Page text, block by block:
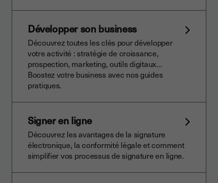
Développer son business
Découvrez toutes les clés pour développer
votre activité : stratégie de croissance,
prospection, marketing, outils digitaux…
Boostez votre business avec nos guides
pratiques.
Signer en ligne
Découvrez les avantages de la signature
électronique, la conformité légale et comment
simplifier vos processus de signature en ligne.